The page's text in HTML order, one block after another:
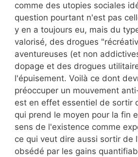
comme des utopies sociales
question pourtant n'est pas
y en a toujours eu, mais du
valorisé, des drogues
aventureuses (et non
dopage et des drogues
l'épuisement. Voilà ce dont
préoccuper un mouvement
est en effet essentiel de sortir
qui prend le moyen pour la fin
sens de l'existence comme
ce qui veut dire aussi sortir de
obsédé par les gains